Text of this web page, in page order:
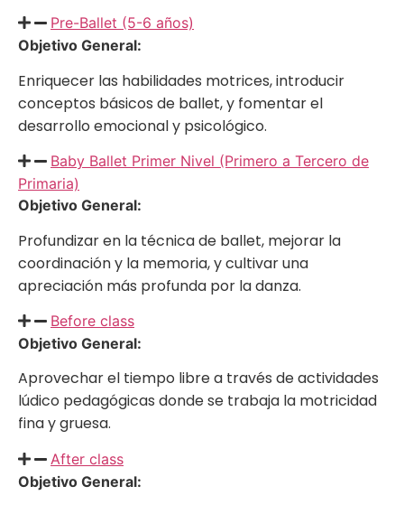
Pre-Ballet (5-6 años)
Objetivo General:
Enriquecer las habilidades motrices, introducir
conceptos básicos de ballet, y fomentar el
desarrollo emocional y psicológico.
Baby Ballet Primer Nivel (Primero a Tercero de
Primaria)
Objetivo General:
Profundizar en la técnica de ballet, mejorar la
coordinación y la memoria, y cultivar una
apreciación más profunda por la danza.
Before class
Objetivo General:
Aprovechar el tiempo libre a través de actividades
lúdico pedagógicas donde se trabaja la motricidad
fina y gruesa.
After class
Objetivo General: